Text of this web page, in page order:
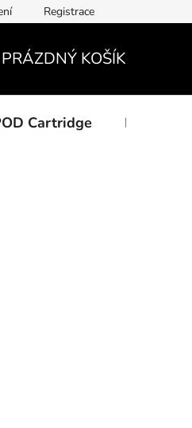
Registrace
PRÁZDNÝ KOŠÍK
Cartridge